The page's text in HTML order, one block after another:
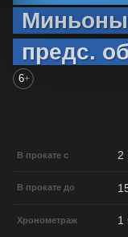
предс.
6+
В прокате с 2
В прокате до
Хронометраж 1